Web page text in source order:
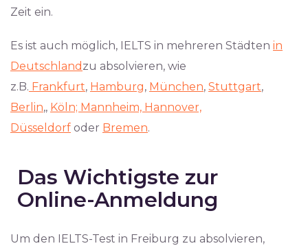
Zeit ein.
Es ist auch möglich, IELTS in mehreren Städten in
Deutschland zu absolvieren, wie
z.B. Frankfurt, Hamburg, München, Stuttgart,
Berlin,, Köln; Mannheim, Hannover,
Düsseldorf oder Bremen.
Das Wichtigste zur
Online-Anmeldung
Um den IELTS-Test in Freiburg zu absolvieren,